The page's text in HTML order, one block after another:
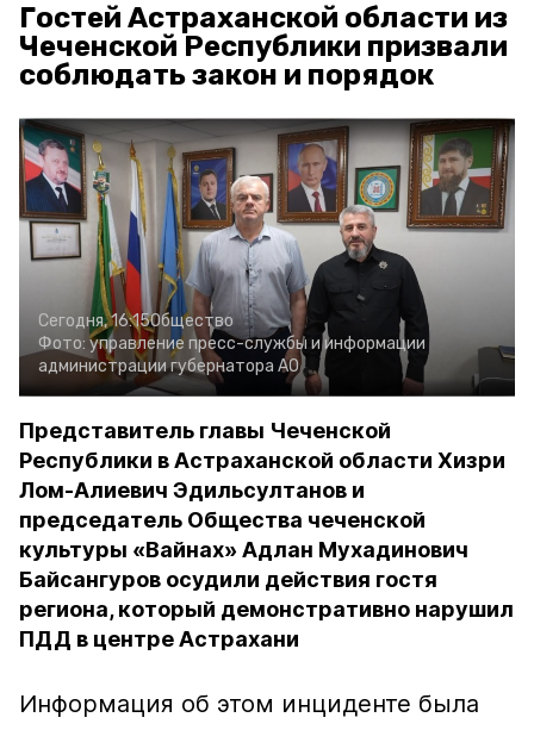
Гостей Астраханской области из
Чеченской Республики призвали
соблюдать закон и порядок
Сегодня, 16:15Общество
Фото: управление пресс-службы и информации
администрации губернатора АО
Представитель главы Чеченской
Республики в Астраханской области Хизри
Лом-Алиевич Эдильсултанов и
председатель Общества чеченской
культуры «Вайнах» Адлан Мухадинович
Байсангуров осудили действия гостя
региона, который демонстративно нарушил
ПДД в центре Астрахани
Информация об этом инциденте была